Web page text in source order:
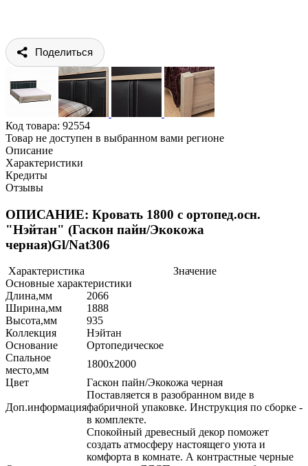
Поделиться
Код товара: 92554
Товар не доступен в выбранном вами регионе
Описание
Характеристики
Кредиты
Отзывы
ОПИСАНИЕ: Кровать 1800 с ортопед.осн.
"Нэйтан" (Гаскон пайн/Экокожа
черная)Gl/Nat306
Характеристика
Значение
Основные характеристики
Длина,мм
2066
Ширина,мм
1888
Высота,мм
935
Коллекция
Нэйтан
Основание
Ортопедическое
Спальное
место,мм
1800х2000
Цвет
Гаскон пайн/Экокожа черная
Доп.информация
Поставляется в разобранном виде в
фабричной упаковке. Инструкция по сборке -
в комплекте.
Спокойный древесный декор поможет
создать атмосферу настоящего уюта и
комфорта в комнате. А контрастные черные